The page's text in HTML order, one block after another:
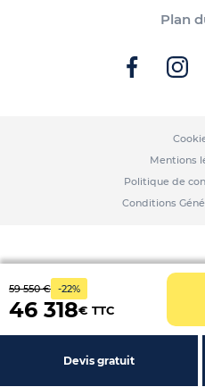
59 550 € -22%
46 318€ TTC
Devis gratuit
Plan
Mentions
Politique de
Conditions